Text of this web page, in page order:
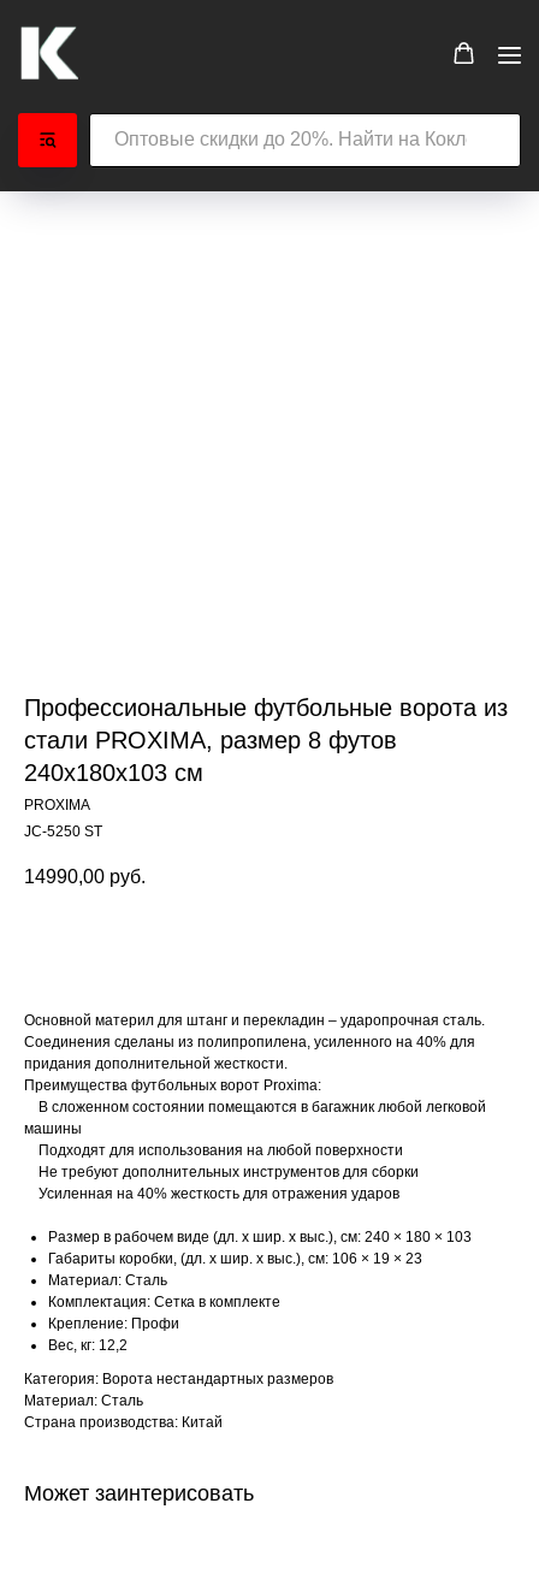
Профессиональные футбольные ворота из
стали PROXIMA, размер 8 футов
240х180х103 см
PROXIMA
JC-5250 ST
14990,00 руб.
Основной материл для штанг и перекладин – ударопрочная сталь.
Соединения сделаны из полипропилена, усиленного на 40% для
придания дополнительной жесткости.
Преимущества футбольных ворот Proxima:
В сложенном состоянии помещаются в багажник любой легковой
машины
Подходят для использования на любой поверхности
Не требуют дополнительных инструментов для сборки
Усиленная на 40% жесткость для отражения ударов
Размер в рабочем виде (дл. х шир. х выс.), см: 240 × 180 × 103
Габариты коробки, (дл. х шир. х выс.), см: 106 × 19 × 23
Материал: Сталь
Комплектация: Сетка в комплекте
Крепление: Профи
Вес, кг: 12,2
Категория: Ворота нестандартных размеров
Материал: Сталь
Страна производства: Китай
Может заинтерисовать